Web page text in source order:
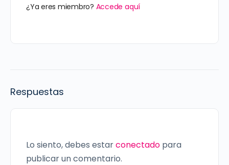
¿Ya eres miembro? Accede aquí
Respuestas
Lo siento, debes estarconectado para
publicar un comentario.